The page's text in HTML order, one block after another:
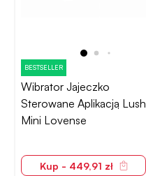
BESTSELLER
Wibrator Jajeczko
Sterowane Aplikacją Lush
Mini Lovense
Kup - 449,91 zł